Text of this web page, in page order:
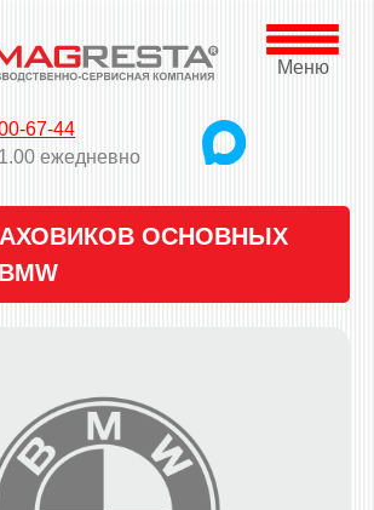
Меню
67-44
ежедневно
ОСНОВНЫХ